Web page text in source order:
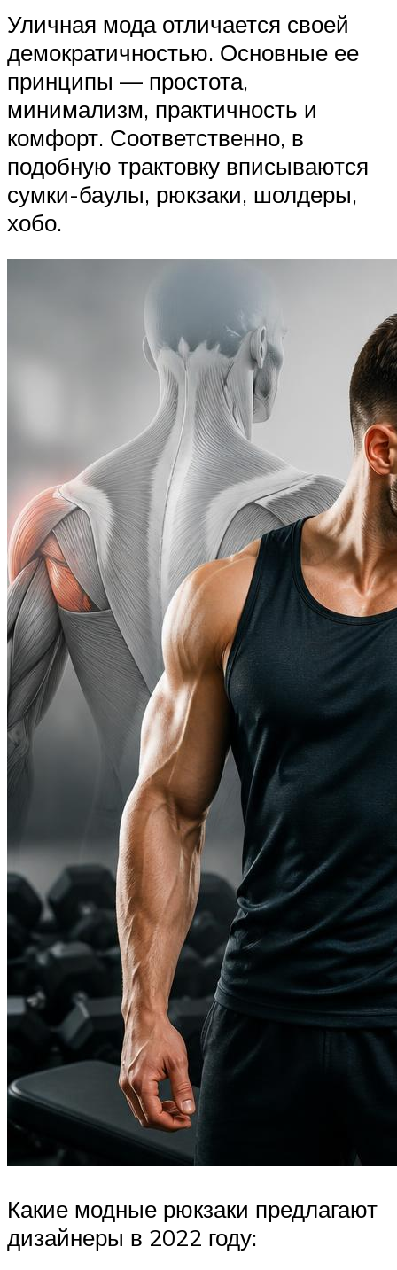
Уличная мода отличается своей
демократичностью. Основные ее
принципы — простота,
минимализм, практичность и
комфорт. Соответственно, в
подобную трактовку вписываются
сумки-баулы, рюкзаки, шолдеры,
хобо.
Какие модные рюкзаки предлагают
дизайнеры в 2022 году: